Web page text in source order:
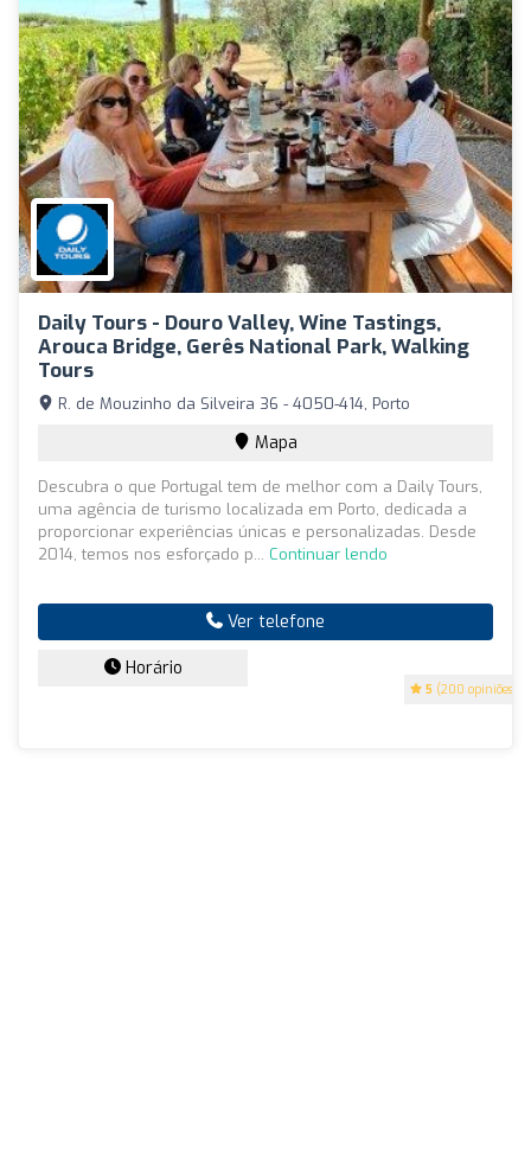
Daily Tours - Douro Valley, Wine Tastings,
Arouca Bridge, Gerês National Park, Walking
Tours
5 (200 opiniões)
R. de Mouzinho da Silveira 36 - 4050-414, Porto
Mapa
Descubra o que Portugal tem de melhor com a Daily Tours,
uma agência de turismo localizada em Porto, dedicada a
proporcionar experiências únicas e personalizadas. Desde
2014, temos nos esforçado p... Continuar lendo
Ver telefone
Horário